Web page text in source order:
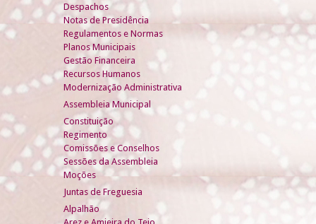
Despachos
Notas de Presidência
Regulamentos e Normas
Planos Municipais
Gestão Financeira
Recursos Humanos
Modernização Administrativa
Assembleia Municipal
Constituição
Regimento
Comissões e Conselhos
Sessões da Assembleia
Moções
Juntas de Freguesia
Alpalhão